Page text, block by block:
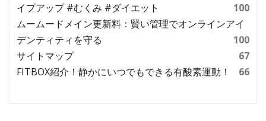
イプアップ #むくみ #ダイエット
100
ムームードメイン更新料：賢い管理でオンラインアイ
デンティティを守る
100
サイトマップ
67
FITBOX紹介！静かにいつでもできる有酸素運動！
66